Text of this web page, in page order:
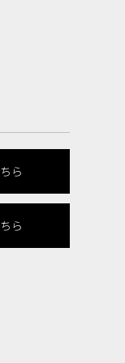
ら
ら